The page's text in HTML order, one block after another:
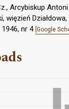
Arcybiskup Antoni
więzień
1946, nr 4 [Google